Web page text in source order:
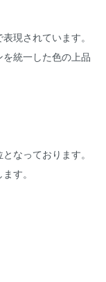
現されています。
統一した色の上品
なっております。
す。